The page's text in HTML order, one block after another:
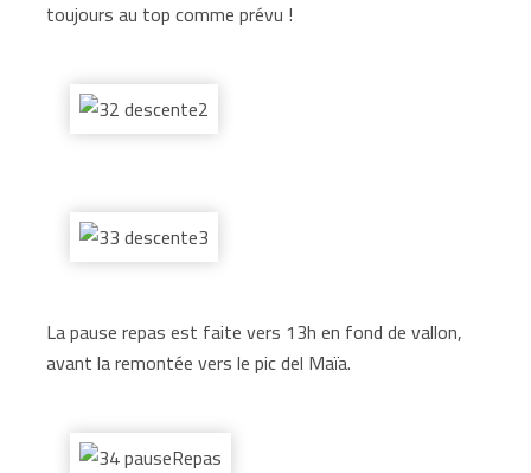
toujours au top comme prévu !
La pause repas est faite vers 13h en fond de vallon,
avant la remontée vers le pic del Maïa.